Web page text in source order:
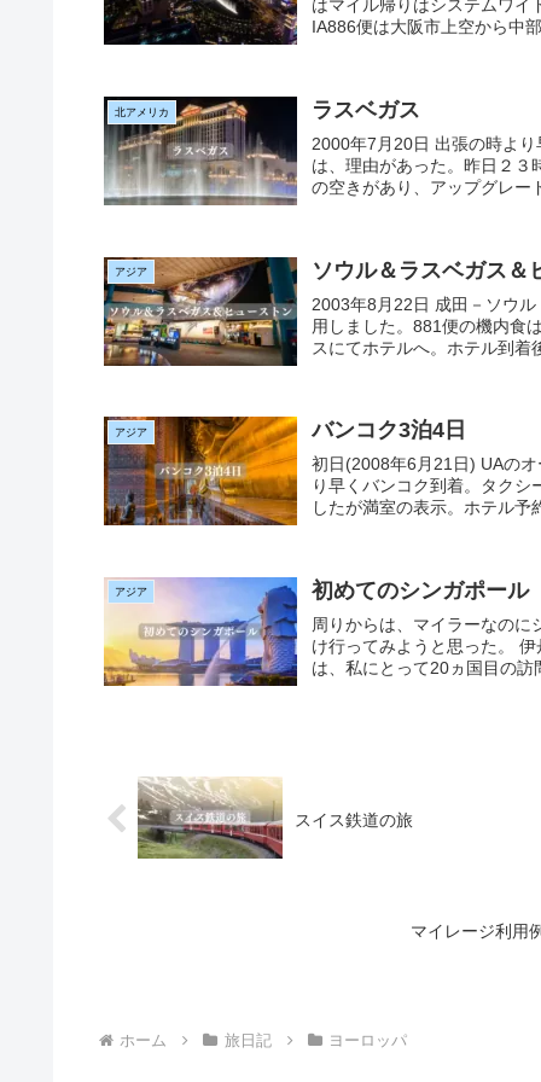
はマイル帰りはシステムワ
IA886便は大阪市上空から中
北アメリカ ラスベガス
2000年7月20日 出張の時よ
は、理由があった。昨日２３
の空きがあり、アップグレー
アジア ソウル＆ラスベガス＆
2003年8月22日 成田－ソウ
用しました。881便の機内食
スにてホテルへ。ホテル到着
アジア バンコク3泊4日
初日(2008年6月21日) UAの
り早くバンコク到着。タク
したが満室の表示。ホテル
アジア 初めてのシンガポール
周りからは、マイラーなの
け行ってみようと思った。
は、私にとって20ヵ国目の
スイス鉄道の旅
マイレージ利用
ホーム 旅日記 ヨーロッパ